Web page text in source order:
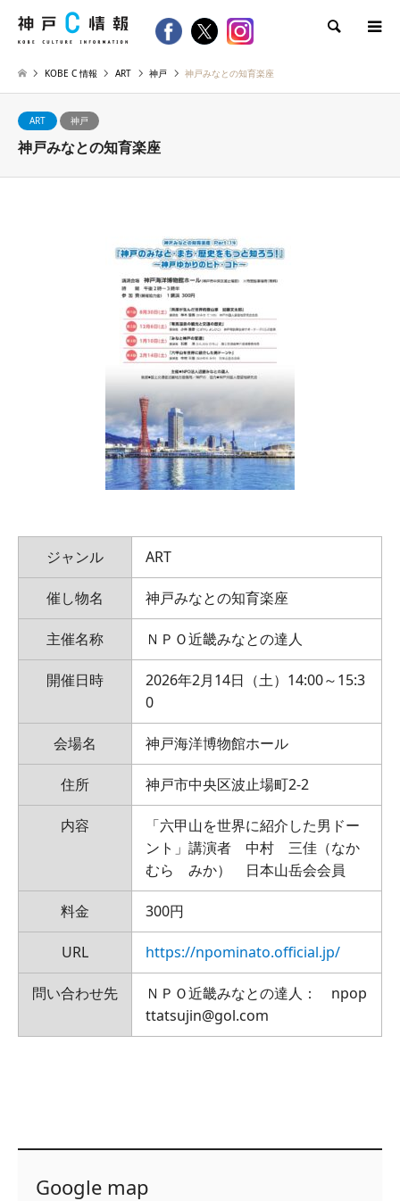
検索
KOBE C 情報 ART 神戸 神戸みなとの知育楽座
ART 神戸
神戸みなとの知育楽座
ジャンル ART
催し物名 神戸みなとの知育楽座
主催名称 ＮＰＯ近畿みなとの達人
開催日時
2026年2月14日（土）14:00～15:3
0
会場名 神戸海洋博物館ホール
住所 神戸市中央区波止場町2-2
内容
「六甲山を世界に紹介した男ドー
ント」講演者 中村 三佳（なか
むら みか） 日本山岳会会員
料金 300円
URL https://npominato.official.jp/
問い合わせ先
ＮＰＯ近畿みなとの達人： npop
ttatsujin@gol.com
Google map